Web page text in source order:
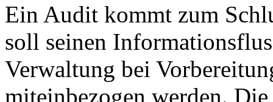
Ein Audit kommt zum
soll seinen
Verwaltung bei
miteinbezogen werden.